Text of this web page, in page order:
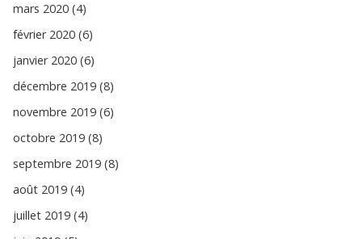
mars 2020 (4)
février 2020 (6)
janvier 2020 (6)
décembre 2019 (8)
novembre 2019 (6)
octobre 2019 (8)
septembre 2019 (8)
août 2019 (4)
juillet 2019 (4)